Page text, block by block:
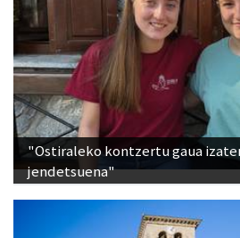
"Ostiraleko kontzertu gaua
jendetsuena"